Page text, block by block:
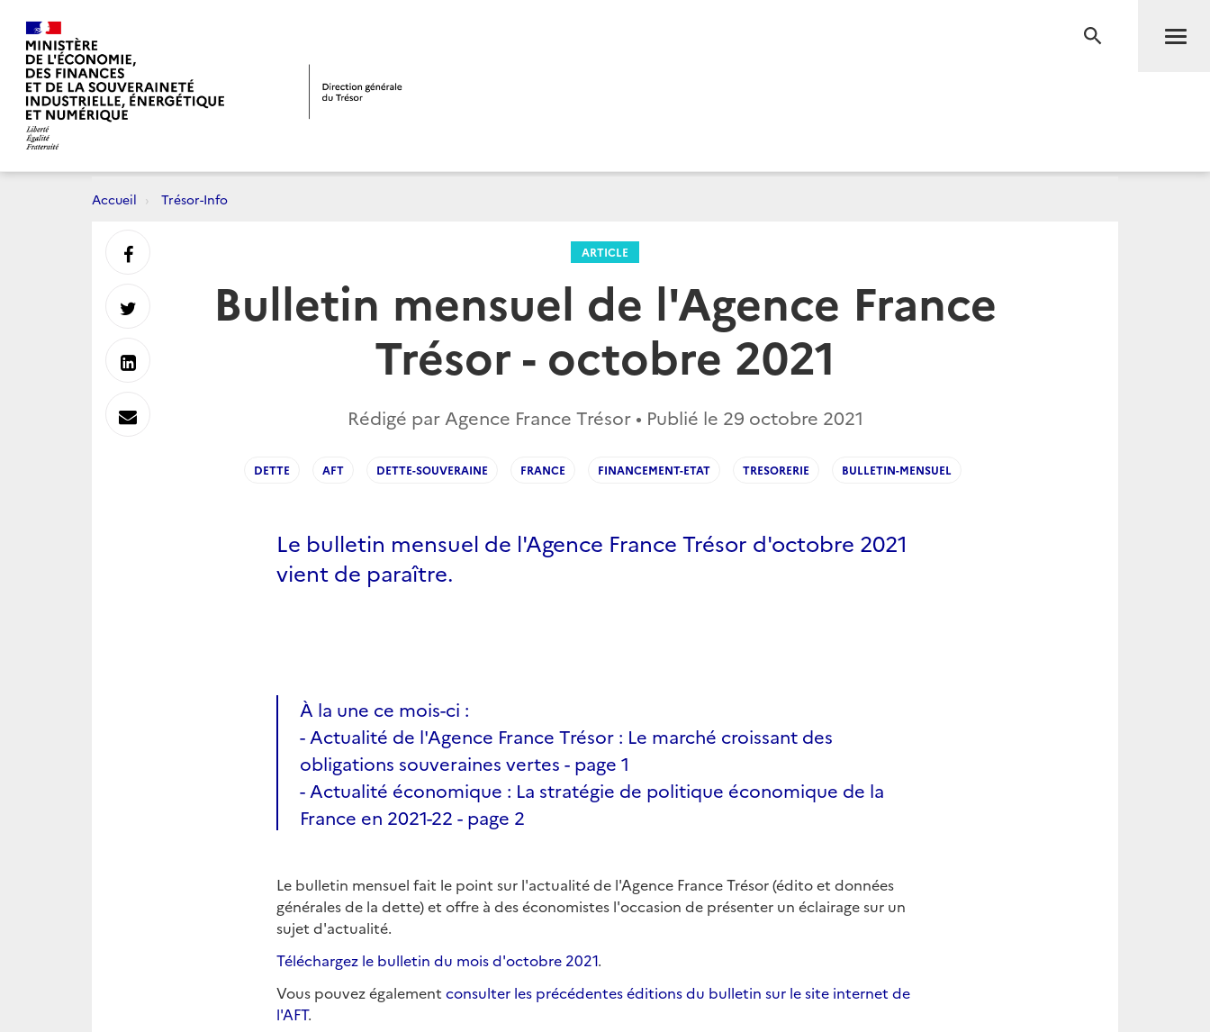
RECHERCHE
Accueil Trésor-Info
ARTICLE
Bulletin mensuel de l'Agence France
Trésor - octobre 2021
Rédigé par Agence France Trésor • Publié le 29 octobre 2021
DETTE AFT DETTE-SOUVERAINE FRANCE FINANCEMENT-ETAT TRESORERIE BULLETIN-MENSUEL
Le bulletin mensuel de l'Agence France Trésor d'octobre 2021
vient de paraître.
À la une ce mois-ci :
- Actualité de l'Agence France Trésor : Le marché croissant des
obligations souveraines vertes - page 1
- Actualité économique : La stratégie de politique économique de la
France en 2021-22 - page 2
Le bulletin mensuel fait le point sur l'actualité de l'Agence France Trésor (édito et données
générales de la dette) et offre à des économistes l'occasion de présenter un éclairage sur un
sujet d'actualité.
Téléchargez le bulletin du mois d'octobre 2021.
Vous pouvez également consulter les précédentes éditions du bulletin sur le site internet de
l'AFT.
Partager
sur
Partager
sur
Partager
sur
Envoyer